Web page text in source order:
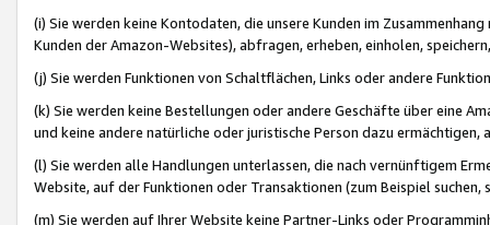
(i) Sie werden keine Kontodaten, die unsere Kunden im
Kunden der Amazon-Websites), abfragen, erheben, einholen,
(j) Sie werden Funktionen von Schaltflächen, Links oder andere
(k) Sie werden keine Bestellungen oder andere Geschäfte über eine
und keine andere natürliche oder juristische Person dazu
(l) Sie werden alle Handlungen unterlassen, die nach vernünftigem
Website, auf der Funktionen oder Transaktionen (zum Beispiel
(m) Sie werden auf Ihrer Website keine Partner-Links oder